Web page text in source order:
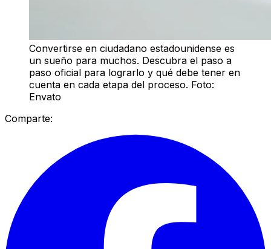
Convertirse en ciudadano estadounidense es
un sueño para muchos. Descubra el paso a
paso oficial para lograrlo y qué debe tener en
cuenta en cada etapa del proceso. Foto:
Envato
Comparte: